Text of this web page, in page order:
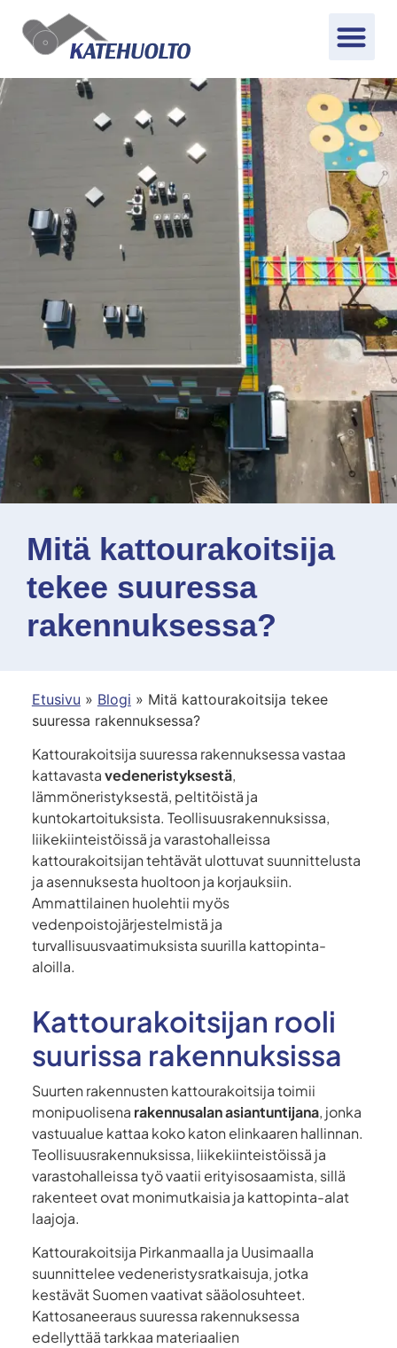
Mitä kattourakoitsija
tekee suuressa
rakennuksessa?
Etusivu » Blogi » Mitä kattourakoitsija tekee
suuressa rakennuksessa?
Kattourakoitsija suuressa rakennuksessa vastaa
kattavastavedeneristyksestä,
lämmöneristyksestä, peltitöistä ja
kuntokartoituksista. Teollisuusrakennuksissa,
liikekiinteistöissä ja varastohalleissa
kattourakoitsijan tehtävät ulottuvat suunnittelusta
ja asennuksesta huoltoon ja korjauksiin.
Ammattilainen huolehtii myös
vedenpoistojärjestelmistä ja
turvallisuusvaatimuksista suurilla kattopinta-
aloilla.
Kattourakoitsijan rooli
suurissa rakennuksissa
Suurten rakennusten kattourakoitsija toimii
monipuolisena rakennusalan asiantuntijana, jonka
vastuualue kattaa koko katon elinkaaren hallinnan.
Teollisuusrakennuksissa, liikekiinteistöissä ja
varastohalleissa työ vaatii erityisosaamista, sillä
rakenteet ovat monimutkaisia ja kattopinta-alat
laajoja.
Kattourakoitsija Pirkanmaalla ja Uusimaalla
suunnittelee vedeneristysratkaisuja, jotka
kestävät Suomen vaativat sääolosuhteet.
Kattosaneeraus suuressa rakennuksessa
edellyttää tarkkaa materiaalien